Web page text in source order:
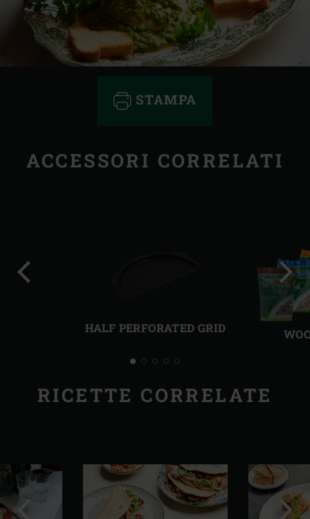
STAMPA
ACCESSORI CORRELATI
HALF PERFORATED GRID
RICETTE CORRELATE